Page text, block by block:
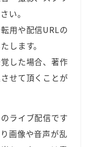
い。
用や配信URLの
します。
した場合、著作
せて頂くことが
ライブ配信です
画像や音声が乱